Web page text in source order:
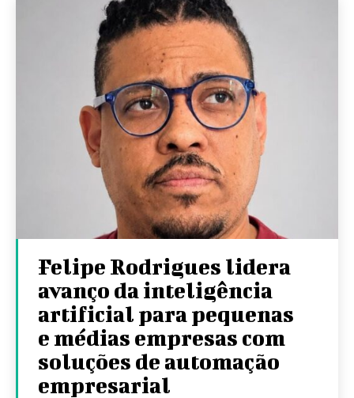
Felipe Rodrigues lidera
avanço da inteligência
artificial para pequenas
e médias empresas com
soluções de automação
empresarial